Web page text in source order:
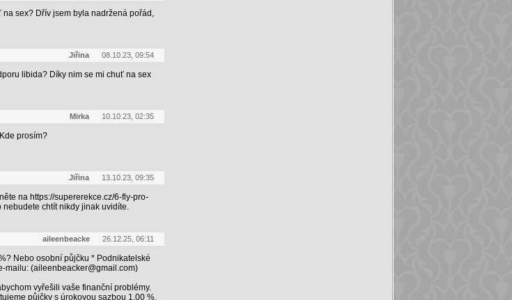
sex? Dřív jsem byla nadržená pořád,
Jiřina 08.10.23, 09:54
libida? Díky nim se mi chuť na sex
Mirka 10.10.23, 02:35
prosím?
Jiřina 13.10.23, 09:35
na https://supererekce.cz/6-fly-pro-
chtít nikdy jinak uvidíte.
aileenbeacke 26.12.25, 06:11
Nebo osobní půjčku * Podnikatelské
mailu: (aileenbeacker@gmail.com)
vyřešili vaše finanční problémy.
půjčky s úrokovou sazbou 1,00 %.